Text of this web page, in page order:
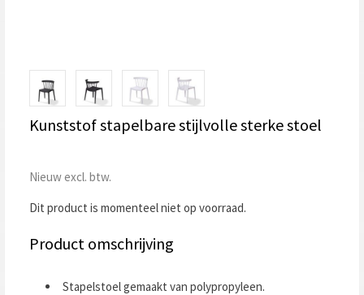
Kunststof stapelbare stijlvolle sterke stoel
Nieuw excl. btw.
Dit product is momenteel niet op voorraad.
Product omschrijving
Stapelstoel gemaakt van polypropyleen.